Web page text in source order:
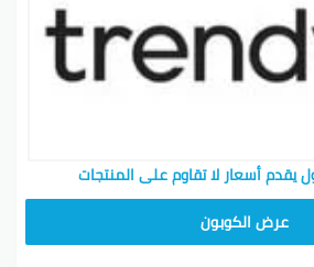
يقدم أسعار لا تقاوم على المنتجات
عرض الكوبون